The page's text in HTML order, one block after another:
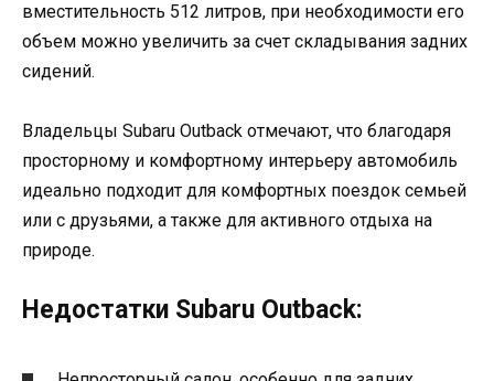
вместительность 512 литров, при необходимости его
объем можно увеличить за счет складывания задних
сидений.
Владельцы Subaru Outback отмечают, что благодаря
просторному и комфортному интерьеру автомобиль
идеально подходит для комфортных поездок семьей
или с друзьями, а также для активного отдыха на
природе.
Недостатки Subaru Outback: